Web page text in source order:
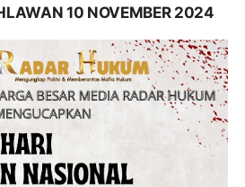
10 NOVEMBER 2024